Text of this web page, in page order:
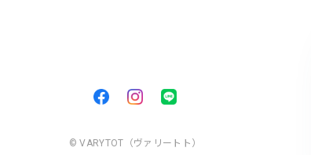
© VARYTOT（ヴァリートト）